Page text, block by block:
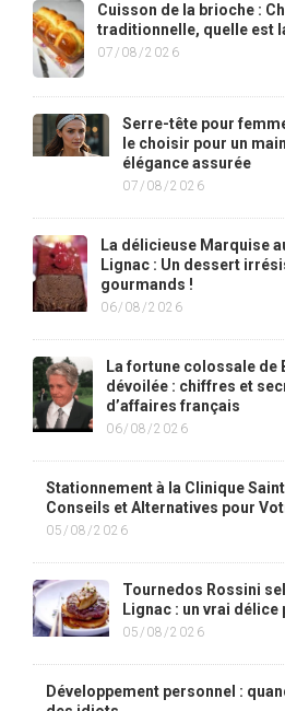
Cuisson de la brioche :
traditionnelle, quelle est
07/08/2026
Serre-tête pour
le choisir pour un
élégance assurée
07/08/2026
La délicieuse Marquise
Lignac : Un dessert
gourmands !
06/08/2026
La fortune colossale de
dévoilée : chiffres et
d’affaires français
06/08/2026
Stationnement à la Clinique
Conseils et Alternatives pour
05/08/2026
Tournedos Rossini
Lignac : un vrai délice
05/08/2026
Développement personnel :